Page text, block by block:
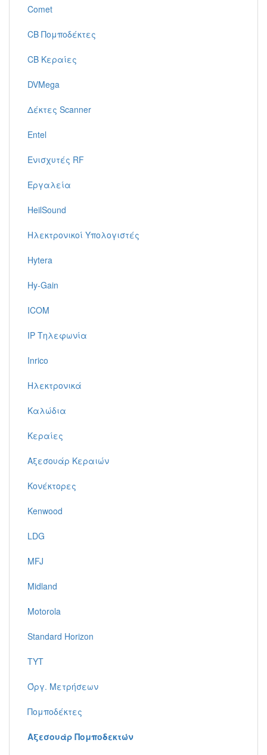
Comet
CB Πομποδέκτες
CB Κεραίες
DVMega
Δέκτες Scanner
Entel
Ενισχυτές RF
Εργαλεία
HeilSound
Ηλεκτρονικοί Υπολογιστές
Hytera
Hy-Gain
ICOM
IP Τηλεφωνία
Inrico
Ηλεκτρονικά
Καλώδια
Κεραίες
Αξεσουάρ Κεραιών
Κονέκτορες
Kenwood
LDG
MFJ
Midland
Motorola
Standard Horizon
TYT
Όργ. Μετρήσεων
Πομποδέκτες
Αξεσουάρ Πομποδεκτών